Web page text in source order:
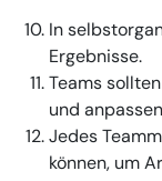
In
Ergebnisse.
Teams
und
Jedes
können, um